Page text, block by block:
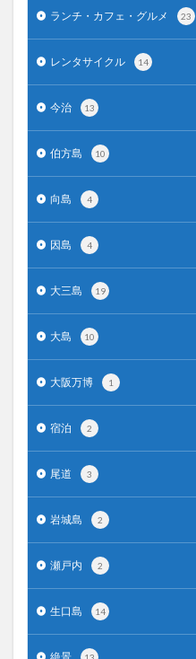
ランチ・カフェ・グルメ 23
レンタサイクル 14
今治 13
伯方島 10
向島 4
因島 4
大三島 19
大島 10
大阪万博 1
宿泊 2
尾道 3
岩城島 2
瀬戸内 2
生口島 14
13